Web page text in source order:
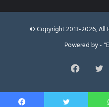
© Copyright 2013-2026, All
Powered by -